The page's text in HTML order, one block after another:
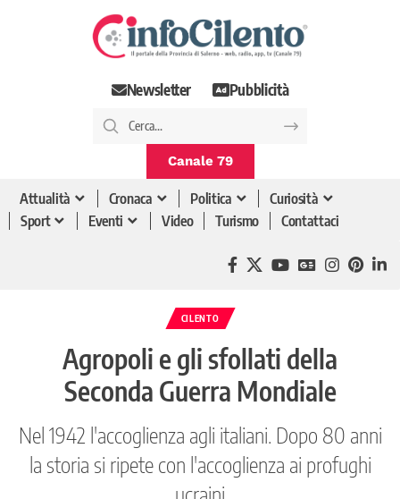
Newsletter Pubblicità
Canale 79
Attualità Cronaca Politica
Curiosità
Sport
Eventi Video Turismo Contattaci
CILENTO
Agropoli e gli sfollati della
Seconda Guerra Mondiale
Nel 1942 l'accoglienza agli italiani. Dopo 80 anni
la storia si ripete con l'accoglienza ai profughi
ucraini